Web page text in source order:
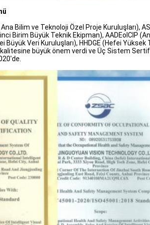
Bilim ve Teknoloji Özel Proje Kuruluşları),
Birim Büyük Teknik Ekipman), AADEoICIP
Veri Kuruluşları), HHDGE (Hefei Yüksek
büyük önem verdi ve Üç Sistem